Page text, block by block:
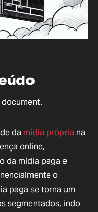
da mídia própria na
online,
da mídia paga e
o
paga se torna um
segmentados, indo